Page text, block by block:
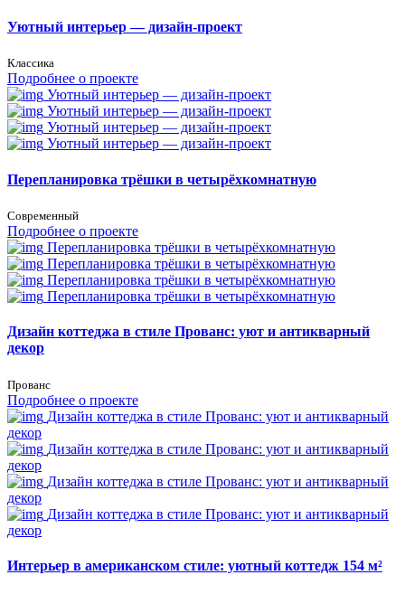
Уютный интерьер — дизайн-проект
Классика
Подробнее о проекте
Уютный интерьер — дизайн-проект
Уютный интерьер — дизайн-проект
Уютный интерьер — дизайн-проект
Уютный интерьер — дизайн-проект
Перепланировка трёшки в четырёхкомнатную
Современный
Подробнее о проекте
Перепланировка трёшки в четырёхкомнатную
Перепланировка трёшки в четырёхкомнатную
Перепланировка трёшки в четырёхкомнатную
Перепланировка трёшки в четырёхкомнатную
Дизайн коттеджа в стиле Прованс: уют и антикварный
декор
Прованс
Подробнее о проекте
Дизайн коттеджа в стиле Прованс: уют и антикварный
декор
Дизайн коттеджа в стиле Прованс: уют и антикварный
декор
Дизайн коттеджа в стиле Прованс: уют и антикварный
декор
Дизайн коттеджа в стиле Прованс: уют и антикварный
декор
Интерьер в американском стиле: уютный коттедж 154 м²